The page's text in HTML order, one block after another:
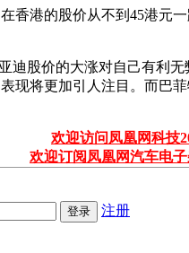
香港的股价从不到45港元
迪股价的大涨对自己有利
现将更加引人注目。而
欢迎访问凤凰网科技
欢迎订阅凤凰网汽车电子
注册